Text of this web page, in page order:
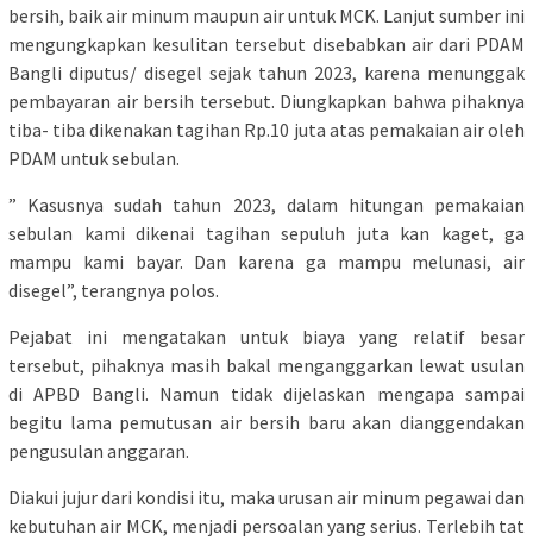
bersih, baik air minum maupun air untuk MCK. Lanjut sumber ini
mengungkapkan kesulitan tersebut disebabkan air dari PDAM
Bangli diputus/ disegel sejak tahun 2023, karena menunggak
pembayaran air bersih tersebut. Diungkapkan bahwa pihaknya
tiba- tiba dikenakan tagihan Rp.10 juta atas pemakaian air oleh
PDAM untuk sebulan.
” Kasusnya sudah tahun 2023, dalam hitungan pemakaian
sebulan kami dikenai tagihan sepuluh juta kan kaget, ga
mampu kami bayar. Dan karena ga mampu melunasi, air
disegel”, terangnya polos.
Pejabat ini mengatakan untuk biaya yang relatif besar
tersebut, pihaknya masih bakal menganggarkan lewat usulan
di APBD Bangli. Namun tidak dijelaskan mengapa sampai
begitu lama pemutusan air bersih baru akan dianggendakan
pengusulan anggaran.
Diakui jujur dari kondisi itu, maka urusan air minum pegawai dan
kebutuhan air MCK, menjadi persoalan yang serius. Terlebih tat